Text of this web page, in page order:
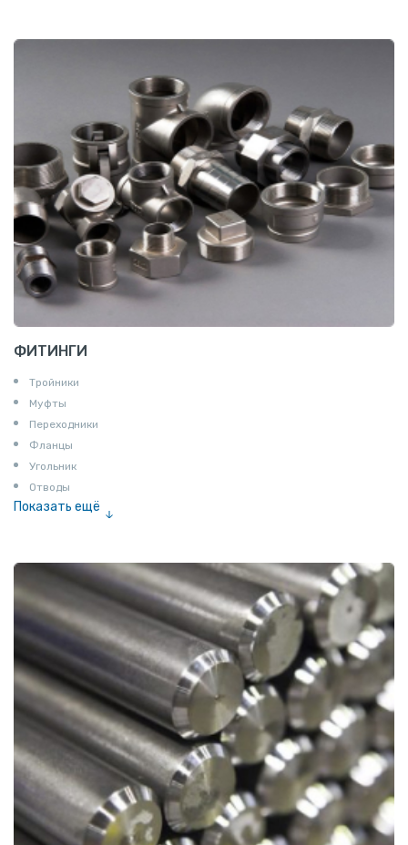
ФИТИНГИ
Тройники
Муфты
Переходники
Фланцы
Угольник
Отводы
Показать ещё
Соединение «американка»
Штуцеры
Сгоны
Удлинители для труб
Крестовины
Контргайки